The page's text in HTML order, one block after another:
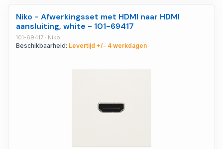
Niko - Afwerkingsset met HDMI naar HDMI
aansluiting, white - 101-69417
101-69417 · Niko
Beschikbaarheid: Levertijd +/- 4 werkdagen